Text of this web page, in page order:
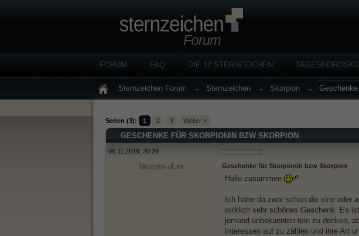
FORUM FAQ DIE 12 STERNZEICHEN
Sternzeichen Forum → Sternzeichen → Skorpion →
Seiten (3): 1 2 3 Weiter »
GESCHENKE FÜR SKORPIONIN BZW SKORPION
06.11.2019, 20:28
Skorpio-aLex Geschenke für Skorpionin bzw Skorpion
Hallo zusammen
Ich hätte da zwar schon die eine oder
wirklich sehr schönes Geschenk. Es
jemand unbekannten rein zu denken,
Interessen auf zu zählen und ihre Art